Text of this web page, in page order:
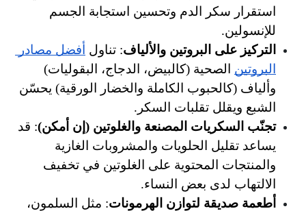
البروتين والألياف : تناول
أفضل مصادر
الصحية (كالبيض، الدجاج، البقوليات)
تقلبات السكر.
المصنعة والغلوتين (إن أمكن)
: قد
يساعد تقليل الحلويات والمشروبات الغازية
والمنتجات المحتوية على الغلوتين في تخفيف
بعض النساء.
لتوازن الهرمونات
: مثل السلمون،